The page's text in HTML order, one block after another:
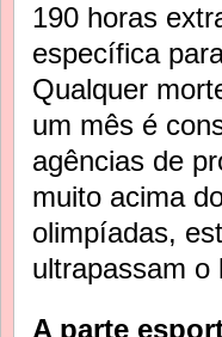
190 horas
específica
Qualquer
um mês é
agências de
muito acima
olimpíadas,
ultrapassam o
A parte